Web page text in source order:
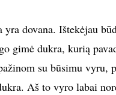
dovana. Ištekėjau
gimė dukra, kurią
su būsimu vyru,
Aš to vyro labai